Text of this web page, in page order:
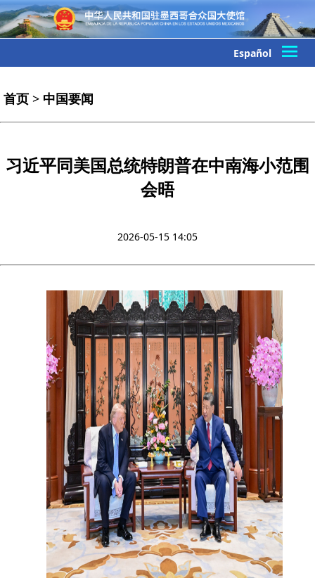
Español
首页 > 中国要闻
习近平同美国总统特朗普在中南海小范围
会晤
2026-05-15 14:05